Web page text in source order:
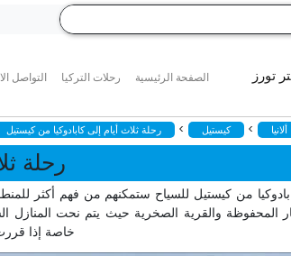
تورز الصفحة الرئيسية رحلات التركيا التواصل
ألانيا > كيستيل > رحلة ثلاث أيام إلى كابادوكيا من كيستيل
رحلة
من كيستيل للسياح ستمكنهم من فهم أكثر
المحفوظة والقرية الصخرية حيث يتم نحت
خاصة إذا